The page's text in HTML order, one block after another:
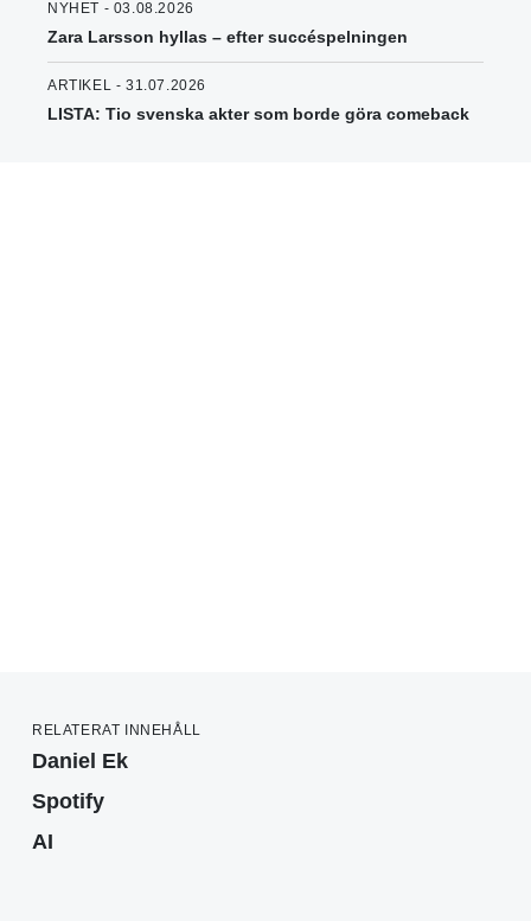
NYHET - 03.08.2026
Zara Larsson hyllas – efter succéspelningen
ARTIKEL - 31.07.2026
LISTA: Tio svenska akter som borde göra comeback
RELATERAT INNEHÅLL
Daniel Ek
Spotify
AI